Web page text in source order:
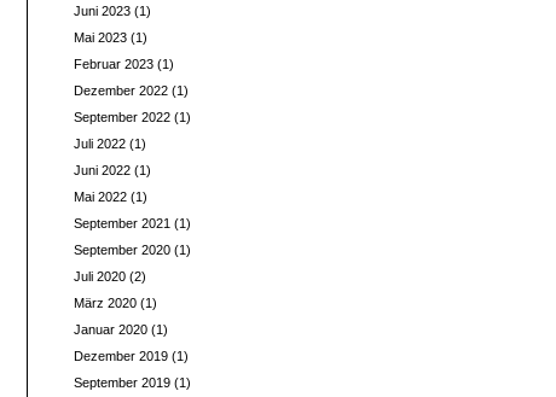
Juni 2023(1)
Mai 2023(1)
Februar 2023(1)
Dezember 2022(1)
September 2022(1)
Juli 2022(1)
Juni 2022(1)
Mai 2022(1)
September 2021 (1)
September 2020(1)
Juli 2020(2)
März 2020(1)
Januar 2020(1)
Dezember 2019(1)
September 2019(1)